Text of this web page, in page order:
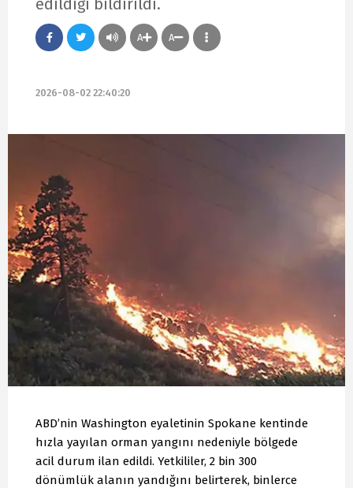
A A
2026-08-02 22:40:20
ABD’nin Washington eyaletinin Spokane kentinde
hızla yayılan orman yangını nedeniyle bölgede
acil durum ilan edildi. Yetkililer, 2 bin 300
dönümlük alanın yandığını belirterek, binlerce